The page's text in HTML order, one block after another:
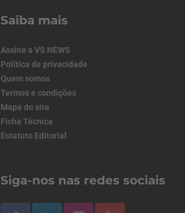
Saiba mais
Assine a VS NEWS
Política de privacidade
Quem somos
Termos e condições
Mapa do site
Ficha Técnica
Estatuto Editorial
Siga-nos nas redes sociais